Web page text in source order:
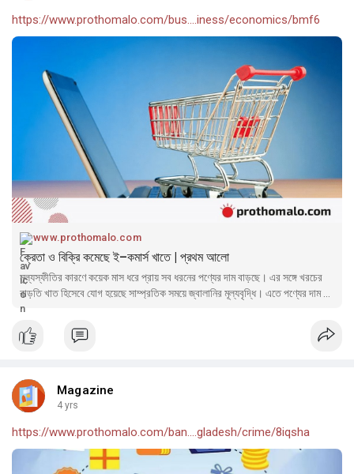
https://www.prothomalo.com/bus....iness/economics/bmf6
www.prothomalo.com
ক্রেতা ও বিক্রি কমেছে ই–কমার্স খাতে | প্রথম আলো
মূল্যস্ফীতির কারণে কয়েক মাস ধরে প্রায় সব ধরনের পণ্যের দাম বাড়ছে। এর সঙ্গে খরচের
বাড়তি খাত হিসেবে যোগ হয়েছে সাম্প্রতিক সময়ে জ্বালানির মূল্যবৃদ্ধি। এতে পণ্যের দাম ও
পরিবহনের খরচ বেড়েছে
Magazine
4 yrs
https://www.prothomalo.com/ban....gladesh/crime/8iqsha